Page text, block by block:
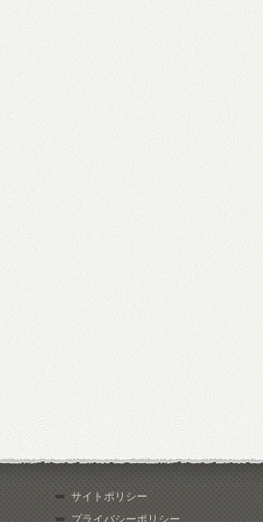
サイトポリシー
プライバシーポリシー